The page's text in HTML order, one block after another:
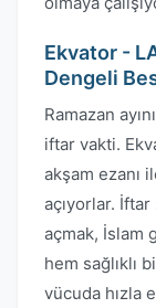
Ekvator -
Dengeli
Ramazan
iftar vakti.
akşam ezanı
açıyorlar.
açmak, İslam
hem sağlıklı
vücuda hızla